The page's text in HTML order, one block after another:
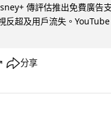
傳評估推出免費廣告
反超及用戶流失。
分享